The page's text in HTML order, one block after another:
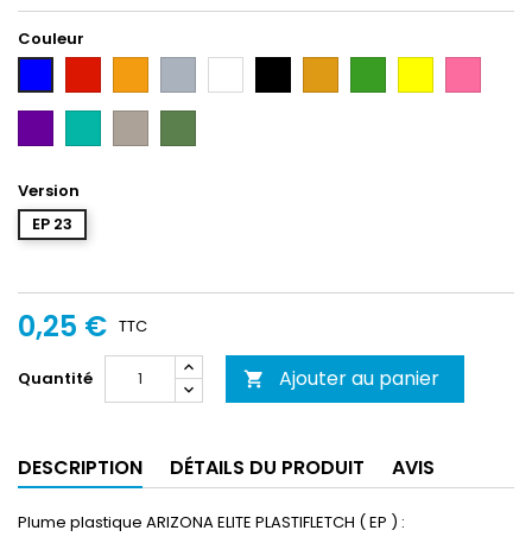
Couleur
Beige Green
Version
EP 23
0,25 € TTC
Quantité  Ajouter au panier
DESCRIPTION DÉTAILS DU PRODUIT AVIS
Plume plastique ARIZONA ELITE PLASTIFLETCH ( EP ) :